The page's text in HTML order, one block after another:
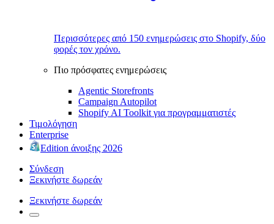
Περισσότερες από 150 ενημερώσεις στο Shopify, δύο
φορές τον χρόνο.
Πιο πρόσφατες ενημερώσεις
Agentic Storefronts
Campaign Autopilot
Shopify AI Toolkit για προγραμματιστές
Τιμολόγηση
Enterprise
Edition άνοιξης 2026
Σύνδεση
Ξεκινήστε δωρεάν
Ξεκινήστε δωρεάν